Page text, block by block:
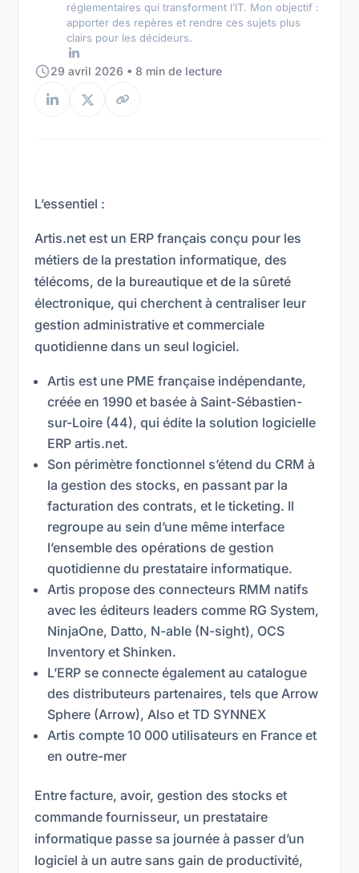
réglementaires qui transforment l’IT. Mon objectif :
apporter des repères et rendre ces sujets plus
clairs pour les décideurs.
29 avril 2026 • 8 min de lecture
L’essentiel :
Artis.net est un ERP français conçu pour les
métiers de la prestation informatique, des
télécoms, de la bureautique et de la sûreté
électronique, qui cherchent à centraliser leur
gestion administrative et commerciale
quotidienne dans un seul logiciel.
Artis est une PME française indépendante,
créée en 1990 et basée à Saint-Sébastien-
sur-Loire (44), qui édite la solution logicielle
ERP artis.net.
Son périmètre fonctionnel s’étend du CRM à
la gestion des stocks, en passant par la
facturation des contrats, et le ticketing. Il
regroupe au sein d’une même interface
l’ensemble des opérations de gestion
quotidienne du prestataire informatique.
Artis propose des connecteurs RMM natifs
avec les éditeurs leaders comme RG System,
NinjaOne, Datto, N-able (N-sight), OCS
Inventory et Shinken.
L’ERP se connecte également au catalogue
des distributeurs partenaires, tels que Arrow
Sphere (Arrow), Also et TD SYNNEX
Artis compte 10 000 utilisateurs en France et
en outre-mer
Entre facture, avoir, gestion des stocks et
commande fournisseur, un prestataire
informatique passe sa journée à passer d’un
logiciel à un autre sans gain de productivité,